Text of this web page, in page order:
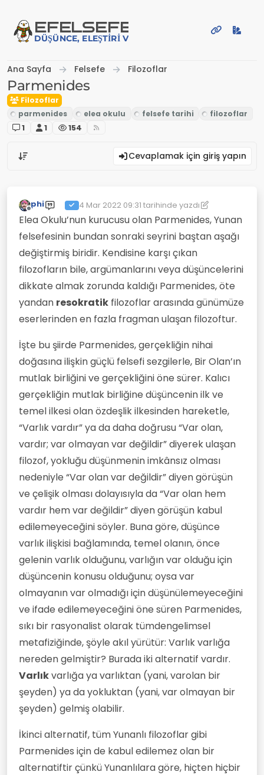
EFELSEFE
DÜŞÜNCE, ELEŞTIRI VE PAYLAŞIM PLATFORMU
Ana Sayfa Felsefe Filozoflar
Parmenides
Filozoflar
1 1 154
Cevaplamak için giriş yapın
Çevrimdışı
phi 4 Mar 2022 09:31 tarihinde yazdı
Son düzenleyen: phi 3 Nis 2022 09:32
Elea Okulu’nun kurucusu olan Parmenides, Yunan
felsefesinin bundan sonraki seyrini baştan aşağı
değiştirmiş biridir. Kendisine karşı çıkan
filozofların bile, argümanlarını veya düşüncelerini
dikkate almak zorunda kaldığı Parmenides, öte
yandan resokratik filozoflar arasında günümüze
eserlerinden en fazla fragman ulaşan filozoftur.
İşte bu şiirde Parmenides, gerçekliğin nihai
doğasına ilişkin güçlü felsefi sezgilerle, Bir Olan’ın
mutlak birliğini ve gerçekliğini öne sürer. Kalıcı
gerçekliğin mutlak birliğine düşüncenin ilk ve
temel ilkesi olan özdeşlik ilkesinden hareketle,
“Varlık vardır” ya da daha doğrusu “Var olan,
vardır; var olmayan var değildir” diyerek ulaşan
filozof, yokluğu düşünmenin imkânsız olması
nedeniyle “Var olan var değildir” diyen görüşün
ve çelişik olması dolayısıyla da “Var olan hem
vardır hem var değildir” diyen görüşün kabul
edilemeyeceğini söyler. Buna göre, düşünce
varlık ilişkisi bağlamında, temel olanın, önce
gelenin varlık olduğunu, varlığın var olduğu için
düşüncenin konusu olduğunu; oysa var
olmayanın var olmadığı için düşünülemeyeceğini
ve ifade edilemeyeceğini öne süren Parmenides,
sıkı bir rasyonalist olarak tümdengelimsel
metafiziğinde, şöyle akıl yürütür: Varlık varlığa
nereden gelmiştir? Burada iki alternatif vardır.
Varlıkvarlığa ya varlıktan (yani, varolan bir
şeyden) ya da yokluktan (yani, var olmayan bir
şeyden) gelmiş olabilir.
İkinci alternatif, tüm Yunanlı filozoflar gibi
Parmenides için de kabul edilemez olan bir
alternatiftir çünkü Yunanlılara göre, hiçten hiçbir